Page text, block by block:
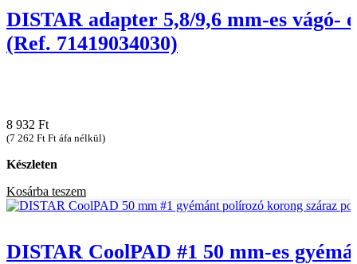
Gyémánt polírozó kerekek
Burkolólapok mozgatása
Szintkészletek
Tisztító Eszközök és készletek
Tömörítési technika
DISTAR adapter 5,8/9,6 mm-es vágó-
(Ref. 71419034030)
8 932 Ft
(7 262 Ft Ft áfa nélkül)
Készleten
Kosárba teszem
DISTAR CoolPAD #1 50 mm-es